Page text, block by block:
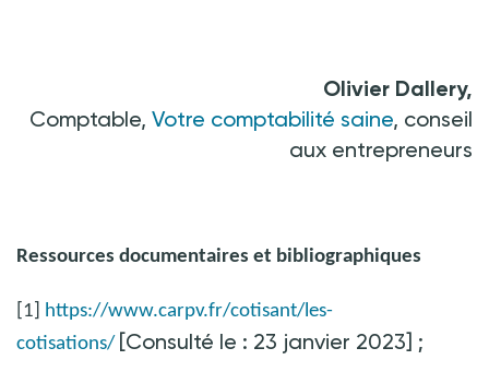
Olivier Dallery,
Comptable, Votre comptabilité saine, conseil
aux entrepreneurs
Ressources documentaires et bibliographiques
[1]
https://www.carpv.fr/cotisant/les-
cotisations/ [Consulté le : 23 janvier 2023] ;